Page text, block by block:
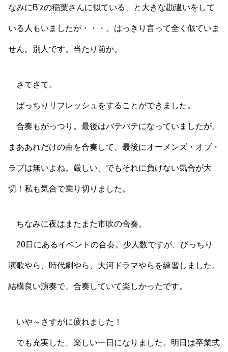
なみにB'zの稲葉さんに似ている、と大きな勘違いをして
いる人もいましたが・・・。はっきり言って全く似ていま
せん。別人です。当たり前か。
さてさて。
ばっちりリフレッシュをすることができました。
合奏もがっつり。最後はバテバテになっていましたが。
まああれだけの曲を合奏して、最後にオーメンズ・オブ・
ラブは無いよね。厳しい。でもそれに負けない気合が大
切！私も気合で乗り切りました。
ちなみに夜はまたまた市吹の合奏。
20日にあるイベントの合奏。少人数ですが、びっちり
演歌やら、時代劇やら、大河ドラマやらを練習しました。
結構良い演奏で、合奏していて楽しかったです。
いや～さすがに疲れました！
でも充実した、楽しい一日になりました。明日は卒業式